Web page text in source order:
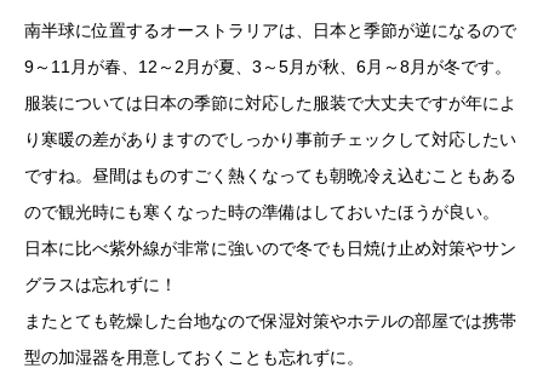
南半球に位置するオーストラリアは、日本と季節が逆になるので
9～11月が春、12～2月が夏、3～5月が秋、6月～8月が冬です。
服装については日本の季節に対応した服装で大丈夫ですが年によ
り寒暖の差がありますのでしっかり事前チェックして対応したい
ですね。昼間はものすごく熱くなっても朝晩冷え込むこともある
ので観光時にも寒くなった時の準備はしておいたほうが良い。
日本に比べ紫外線が非常に強いので冬でも日焼け止め対策やサン
グラスは忘れずに！
またとても乾燥した台地なので保湿対策やホテルの部屋では携帯
型の加湿器を用意しておくことも忘れずに。